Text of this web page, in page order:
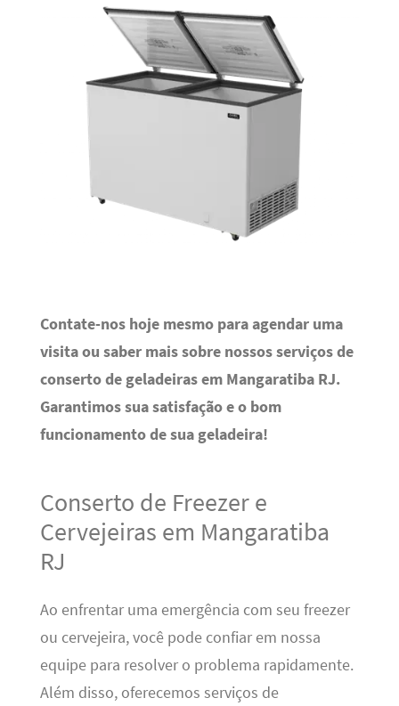
Contate-nos hoje mesmo para agendar uma
visita ou saber mais sobre nossos serviços de
conserto de geladeiras em Mangaratiba RJ.
Garantimos sua satisfação e o bom
funcionamento de sua geladeira!
Conserto de Freezer e
Cervejeiras em Mangaratiba
RJ
Ao enfrentar uma emergência com seu freezer
ou cervejeira, você pode confiar em nossa
equipe para resolver o problema rapidamente.
Além disso, oferecemos serviços de